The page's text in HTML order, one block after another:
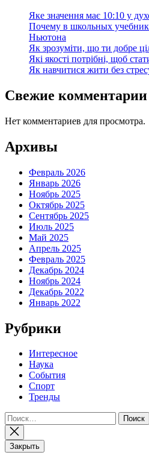
Яке значення має 10:10 у
Почему в школьных
Ньютона
Як зрозуміти, що ти добре
Які якості потрібні, щоб
Як навчитися жити без
Свежие комментарии
Нет комментариев для просмотра.
Архивы
Февраль 2026
Январь 2026
Ноябрь 2025
Октябрь 2025
Сентябрь 2025
Июль 2025
Май 2025
Апрель 2025
Февраль 2025
Декабрь 2024
Ноябрь 2024
Декабрь 2022
Январь 2022
Рубрики
Интересное
Наука
События
Спорт
Тренды
Найти:
Закрыть